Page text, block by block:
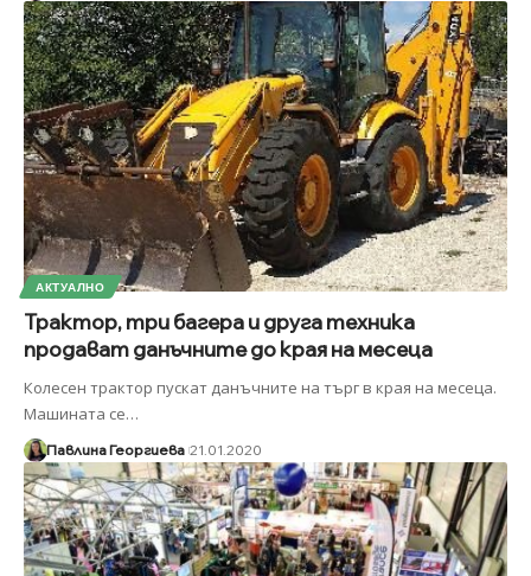
АКТУАЛНО
Трактор, три багера и друга техника
продават данъчните до края на месеца
Колесен трактор пускат данъчните на търг в края на месеца.
Машината се…
Павлина Георгиева 21.01.2020